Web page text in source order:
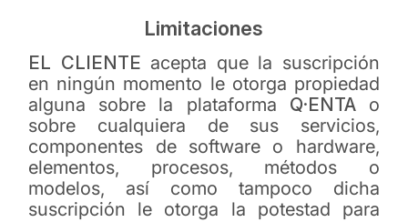
Limitaciones
EL CLIENTE acepta que la suscripción
en ningún momento le otorga propiedad
alguna sobre la plataforma Q·ENTAo
sobre cualquiera de sus servicios,
componentes de software o hardware,
elementos, procesos, métodos o
modelos, así como tampoco dicha
suscripción le otorga la potestad para